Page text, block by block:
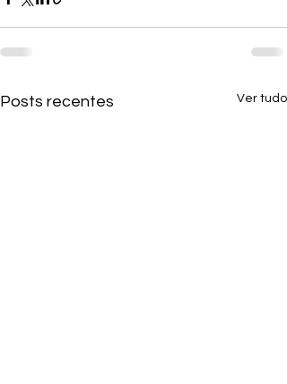
Posts recentes Ver tudo